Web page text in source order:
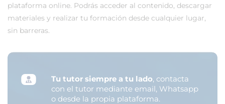
plataforma online. Podrás acceder al contenido, descargar
materiales y realizar tu formación desde cualquier lugar,
sin barreras.
Tu tutor siempre a tu lado, contacta
con el tutor mediante email, Whatsapp
o desde la propia plataforma.